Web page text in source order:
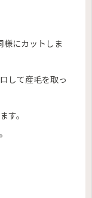
にカットしま
して産毛を取っ
す。